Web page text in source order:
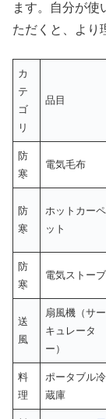
ます。自分が使
ただくと、より
カ
テ
ゴ
リ
品目
防
寒
電気毛布
防
寒
ホットカーペ
ット
防
寒
電気ストーブ
送
風
扇風機（サー
キュレータ
ー）
料
理
ポータブル冷
蔵庫